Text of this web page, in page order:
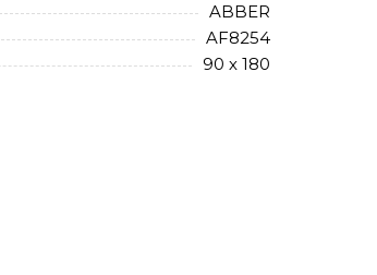
ABBER
AF8254
90 х 180